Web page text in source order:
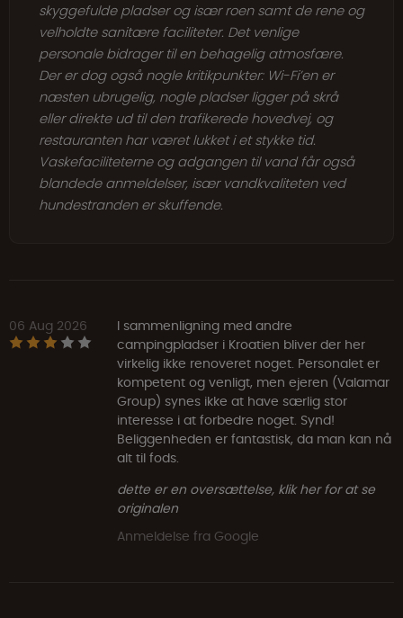
skyggefulde pladser og især roen samt de rene og
velholdte sanitære faciliteter. Det venlige
personale bidrager til en behagelig atmosfære.
Der er dog også nogle kritikpunkter: Wi-Fi’en er
næsten ubrugelig, nogle pladser ligger på skrå
eller direkte ud til den trafikerede hovedvej, og
restauranten har været lukket i et stykke tid.
Vaskefaciliteterne og adgangen til vand får også
blandede anmeldelser, især vandkvaliteten ved
hundestranden er skuffende.
06 Aug 2026
I sammenligning med andre
campingpladser i Kroatien bliver der her
virkelig ikke renoveret noget. Personalet er
kompetent og venligt, men ejeren (Valamar
Group) synes ikke at have særlig stor
interesse i at forbedre noget. Synd!
Beliggenheden er fantastisk, da man kan nå
alt til fods.
dette er en oversættelse, klik her for at se
originalen
Anmeldelse fra Google